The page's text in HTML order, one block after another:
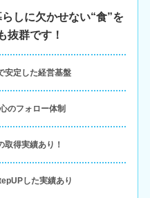
しに欠かせない“食”を
抜群です！
安定した経営基盤
のフォロー体制
得実績あり！
した実績あり